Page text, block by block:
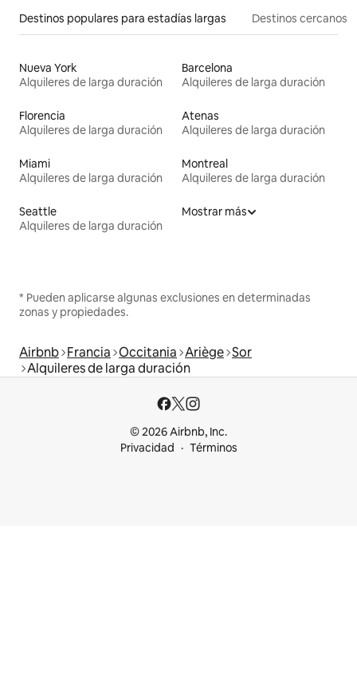
Destinos populares para estadías largas Destinos cercanos
Nueva York
Alquileres de larga duración
Barcelona
Alquileres de larga duración
Florencia
Alquileres de larga duración
Atenas
Alquileres de larga duración
Miami
Alquileres de larga duración
Montreal
Alquileres de larga duración
Seattle
Alquileres de larga duración
Mostrar más
* Pueden aplicarse algunas exclusiones en determinadas
zonas y propiedades.
Airbnb Francia Occitania Ariège Sor
Alquileres de larga duración
© 2026 Airbnb, Inc.
Privacidad
Términos